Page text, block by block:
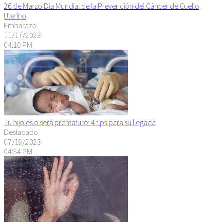
26 de Marzo Día Mundial de la Prevención del Cáncer de Cuello
Uterino
Embarazo
11/17/2023
04:10 PM
Tu hijo es o será prematuro: 4 tips para su llegada
Destacado
07/19/2023
04:54 PM